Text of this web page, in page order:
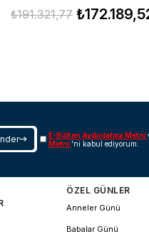
₺191.321,77
E-Bülten Aydınlatma Metni
Metni 'ni kabul ediyorum.
ÖZEL GÜNLER
Anneler Günü
Babalar Günü